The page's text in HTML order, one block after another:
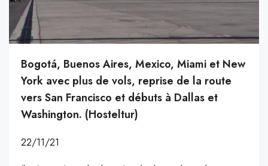
Bogotá, Buenos Aires, Mexico, Miami et New
York avec plus de vols, reprise de la route
vers San Francisco et débuts à Dallas et
Washington. (Hosteltur)
22/11/21